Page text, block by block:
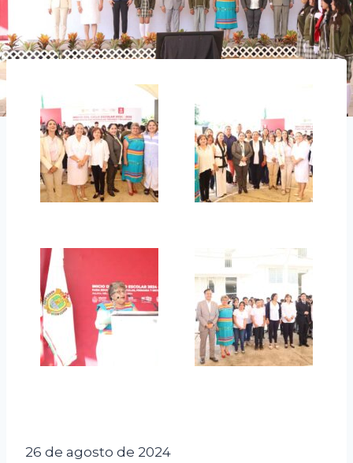
26 de agosto de 2024